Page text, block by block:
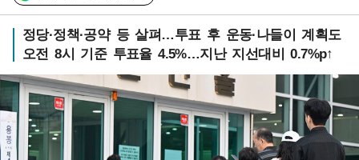
정당·정책·공약 등 살펴…투표 후 운동·나들이 계획도
오전 8시 기준 투표율 4.5%…지난 지선대비 0.7%p↑